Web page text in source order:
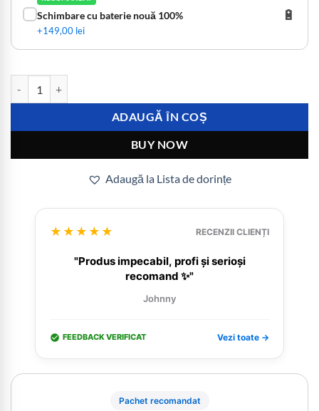
Schimbare cu baterie nouă 100%
+149,00 lei
🔋
ADAUGĂ ÎN COȘ
BUY NOW
Adaugă la Lista de dorințe
★★★★★ RECENZII CLIENȚI
"Produs impecabil, profi și serioși
recomand ✨"
Johnny
FEEDBACK VERIFICAT Vezi toate →
Pachet recomandat